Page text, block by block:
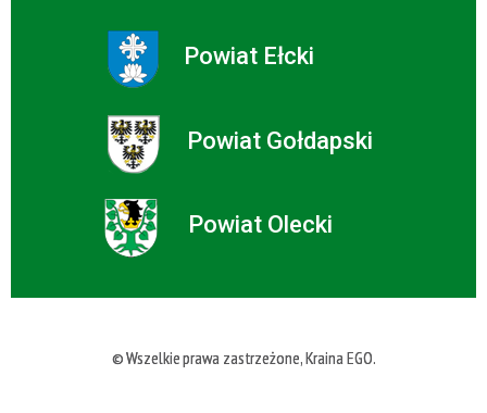
Powiat Ełcki
Powiat Gołdapski
Powiat Olecki
© Wszelkie prawa zastrzeżone, Kraina EGO.